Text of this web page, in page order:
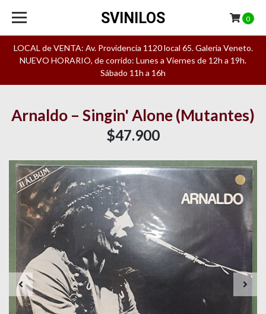
LOCAL de VENTA: Av. Providencia 1120 local 65. Galeria Veneto.
NUEVO HORARIO, de corrido: Lunes a Viernes de 12h a 19h.
Sábado 11h a 16h
SVINILOS 0
Arnaldo – Singin' Alone (Mutantes)
$47.900